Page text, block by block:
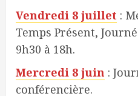
Vendredi 8 juillet :
Temps Présent,
9h30 à 18h.
Mercredi 8 juin :
conférencière.